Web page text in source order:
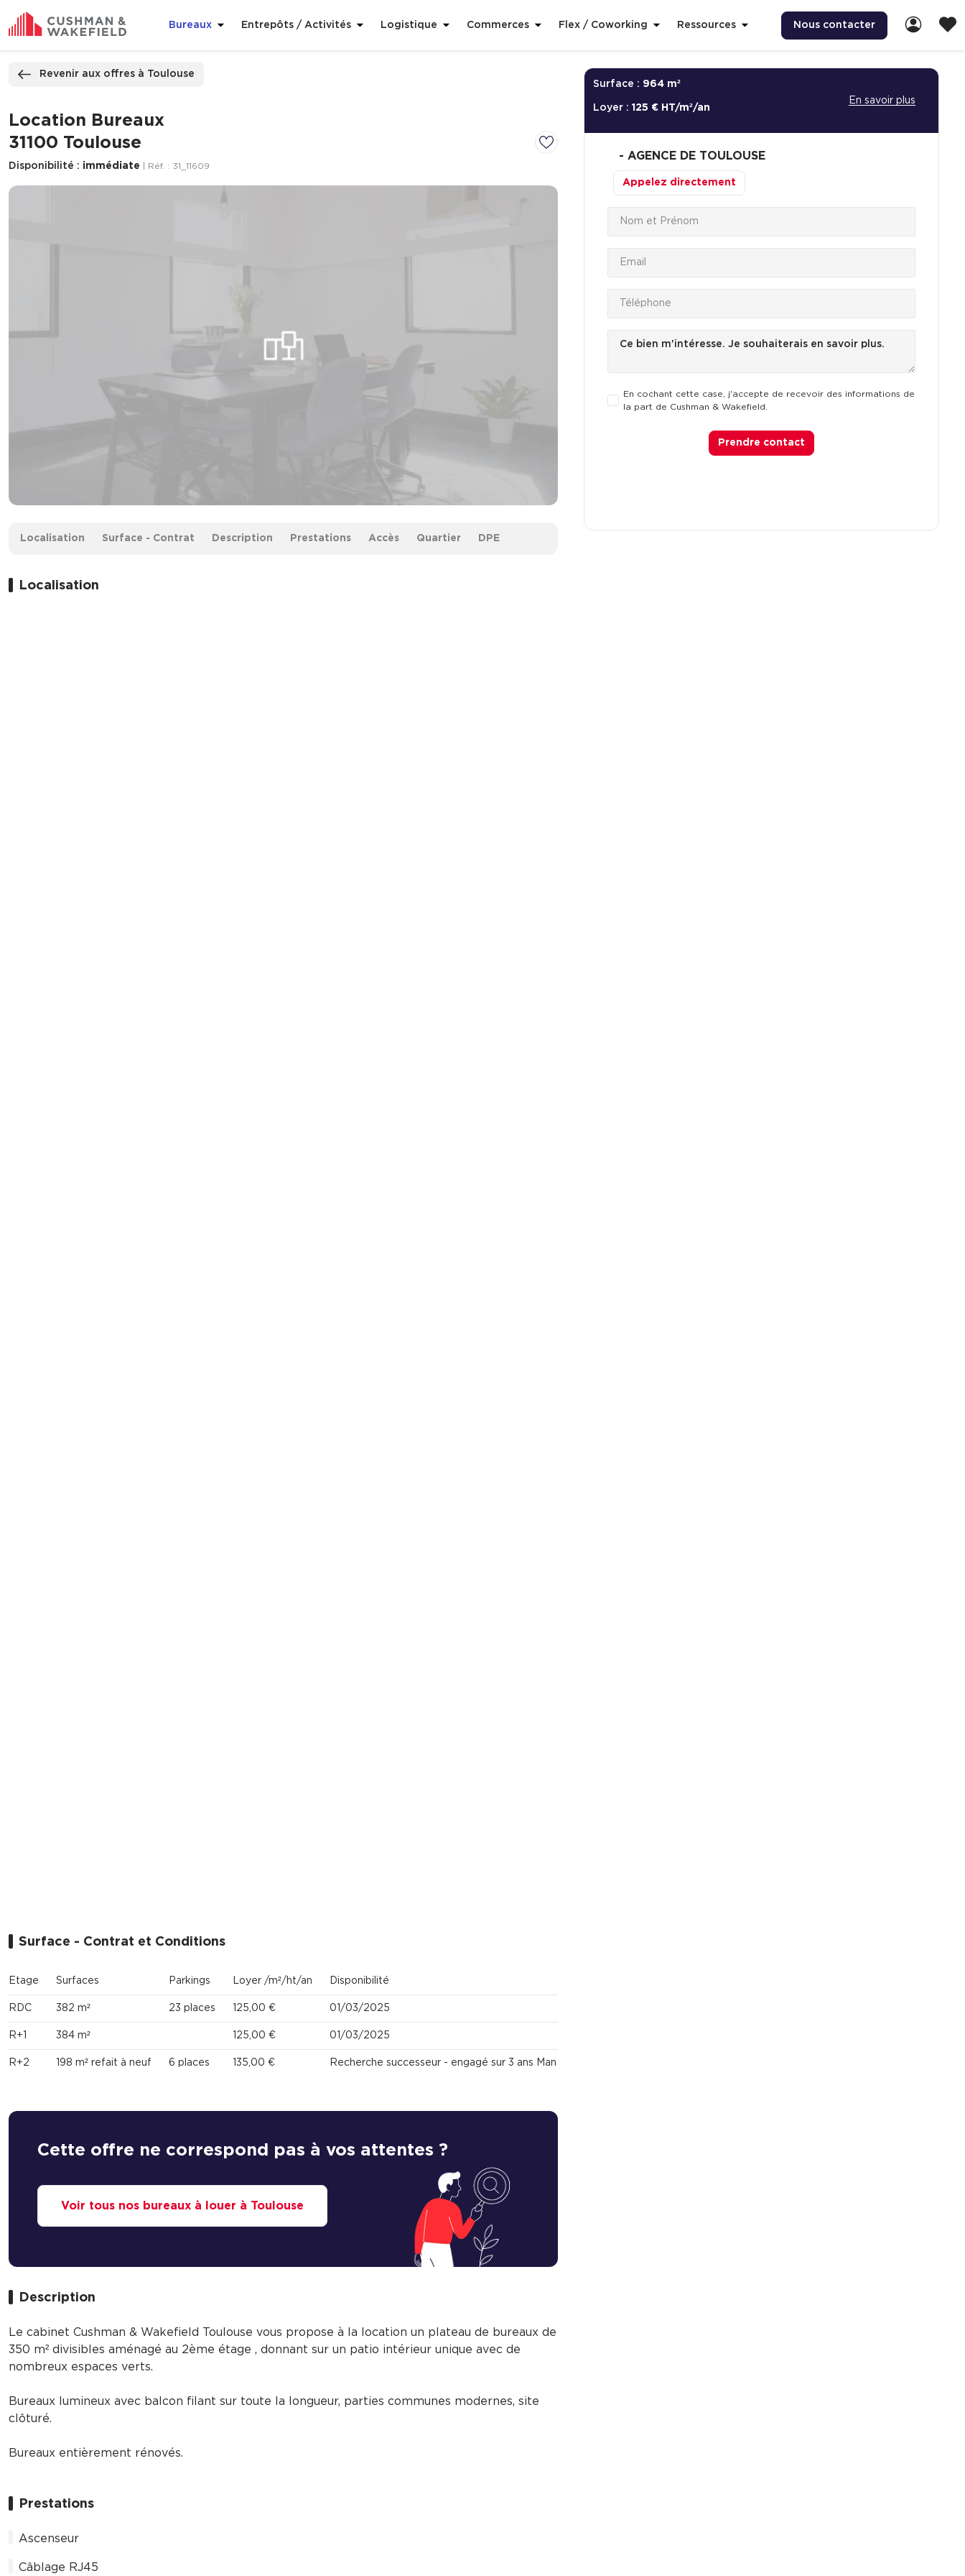
Bureaux Entrepôts / Activités Logistique Commerces Flex / Coworking Ressources Nous contacter
Revenir aux offres à Toulouse
Location Bureaux
31100 Toulouse
Disponibilité : immédiate | Réf. : 31_11609
Localisation Surface - Contrat Description Prestations Accès Quartier DPE
Localisation
Surface - Contrat et Conditions
Etage Surfaces Parkings Loyer /m²/ht/an Disponibilité
RDC 382 m² 23 places 125,00 € 01/03/2025
R+1 384 m² 125,00 € 01/03/2025
R+2 198 m² refait à neuf 6 places 135,00 € Recherche successeur - engagé sur 3 ans Man
Cette offre ne correspond pas à vos attentes ?
Voir tous nos bureaux à louer à Toulouse
Description
Le cabinet Cushman & Wakefield Toulouse vous propose à la location un plateau de bureaux de
350 m² divisibles aménagé au 2ème étage , donnant sur un patio intérieur unique avec de
nombreux espaces verts.
Bureaux lumineux avec balcon filant sur toute la longueur, parties communes modernes, site
clôturé.
Bureaux entièrement rénovés.
Prestations
Ascenseur
Câblage RJ45
Surface : 964 m²
Loyer : 125 € HT/m²/an
En savoir plus
- AGENCE DE TOULOUSE
Appelez directement
En cochant cette case, j'accepte de recevoir des informations de
la part de Cushman & Wakefield.
Prendre contact